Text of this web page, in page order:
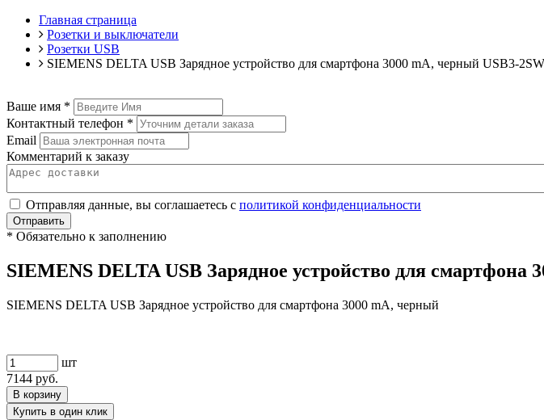
Главная страница
Розетки и выключатели
Розетки USB
SIEMENS DELTA USB Зарядное устройство для смартфона 3000 mА, черный USB3-2SW
Ваше имя *
Контактный телефон *
Email
Комментарий к заказу
Отправляя данные, вы соглашаетесь с политикой конфиденциальности
Отправить
* Обязательно к заполнению
SIEMENS DELTA USB Зарядное устройство для смартфона
SIEMENS DELTA USB Зарядное устройство для смартфона 3000 mА, черный
шт
7144 руб.
В корзину
Купить в один клик